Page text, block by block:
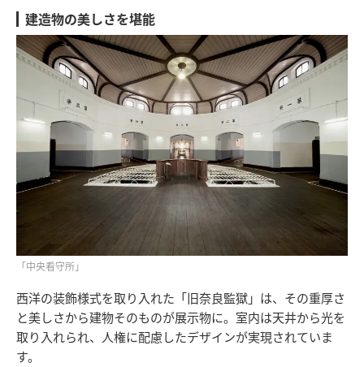
建造物の美しさを堪能
「中央看守所」
西洋の装飾様式を取り入れた「旧奈良監獄」は、その重厚さ
と美しさから建物そのものが展示物に。室内は天井から光を
取り入れられ、人権に配慮したデザインが実現されていま
す。